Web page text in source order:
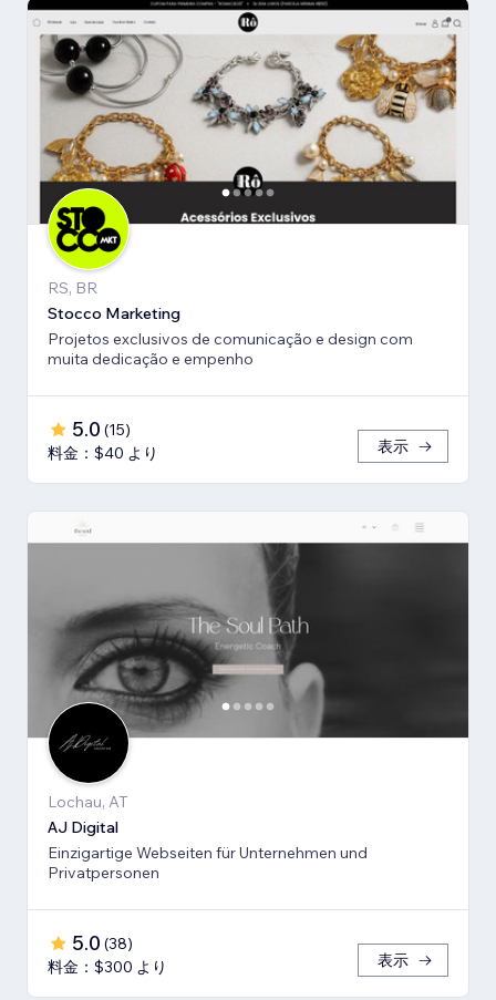
RS, BR
Stocco Marketing
Projetos exclusivos de comunicação e design com
muita dedicação e empenho
5.0 (15)
料金：$40 より
表示
Lochau, AT
AJ Digital
Einzigartige Webseiten für Unternehmen und
Privatpersonen
5.0 (38)
料金：$300 より
表示